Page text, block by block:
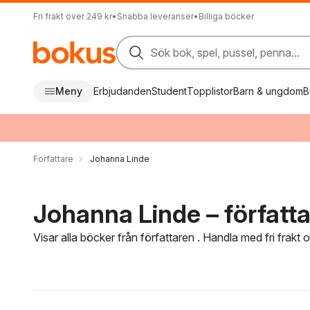
Fri frakt över 249 kr• Snabba leveranser• Billiga böcker
Sök bok, spel, pussel, penna...
Meny ErbjudandenStudentTopplistorBarn & ungdom
Författare Johanna Linde
Johanna Linde –
Visar alla böcker från författaren . Handla med fri frakt